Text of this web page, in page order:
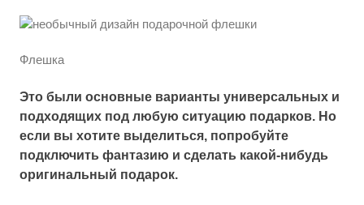
Флешка
Это были основные варианты универсальных и
подходящих под любую ситуацию подарков. Но
если вы хотите выделиться, попробуйте
подключить фантазию и сделать какой-нибудь
оригинальный подарок.